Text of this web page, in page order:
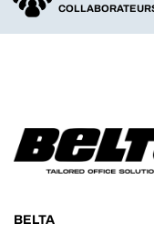
BELTA